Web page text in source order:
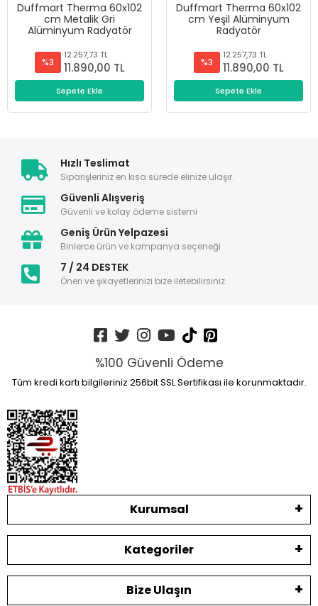
Duffmart Therma 60x102
cm Metalik Gri
Alüminyum Radyatör
%3
12.257,73 TL
11.890,00 TL
Sepete Ekle
Duffmart Therma 60x102
cm Yeşil Alüminyum
Radyatör
%3
12.257,73 TL
11.890,00 TL
Sepete Ekle
Hızlı Teslimat
Siparişleriniz en kısa sürede elinize ulaşır.
Güvenli Alışveriş
Güvenli ve kolay ödeme sistemi
Geniş Ürün Yelpazesi
Binlerce ürün ve kampanya seçeneği
7 / 24 DESTEK
Öneri ve şikayetlerinizi bize iletebilirsiniz.
%100 Güvenli Ödeme
Tüm kredi kartı bilgileriniz 256bit SSL Sertifikası ile korunmaktadır.
Kurumsal
Kategoriler
Bize Ulaşın